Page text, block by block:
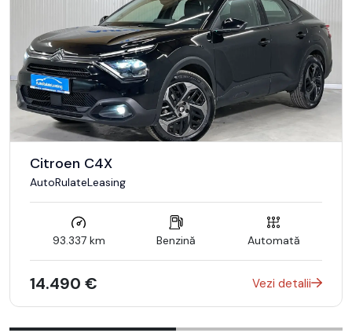
Pentru mai multe detalii despre rate sau masina va rog sa ne
contactati !
Citroen 080
Citroen C4X
AutoRulateLeasing
93.337 km Benzină Automată
14.490 € Vezi detalii